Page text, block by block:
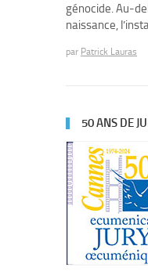
génocide. Au-
naissance,
par Patrick Lauras
50 ANS DE